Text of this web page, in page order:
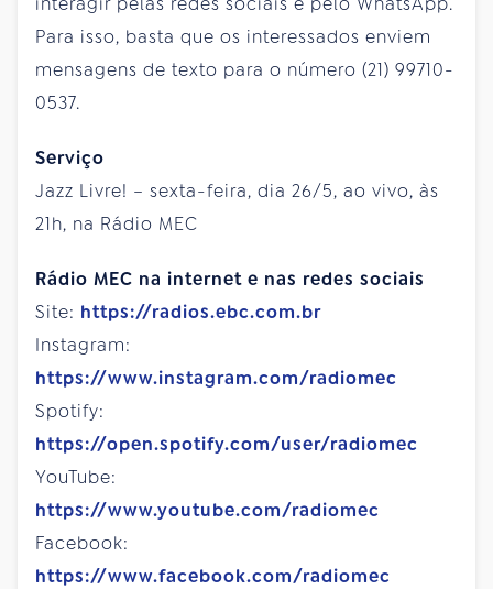
Para isso, basta que os interessados enviem
mensagens de texto para o número (21) 99710-
0537.
Serviço
Jazz Livre! – sexta-feira, dia 26/5, ao vivo, às
21h, na Rádio MEC
Rádio MEC na internet e nas redes sociais
Site: https://radios.ebc.com.br
Instagram:
https://www.instagram.com/radiomec
Spotify:
https://open.spotify.com/user/radiomec
YouTube:
https://www.youtube.com/radiomec
Facebook:
https://www.facebook.com/radiomec